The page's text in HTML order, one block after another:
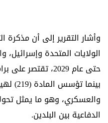
وأشار التقرير إلى أن مذكرة
حتى عام 2029،
بينما
والعسكري، وهو ما يمثل
الدفاعية بين البلدين.